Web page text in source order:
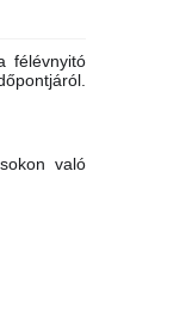
félévnyitó
való